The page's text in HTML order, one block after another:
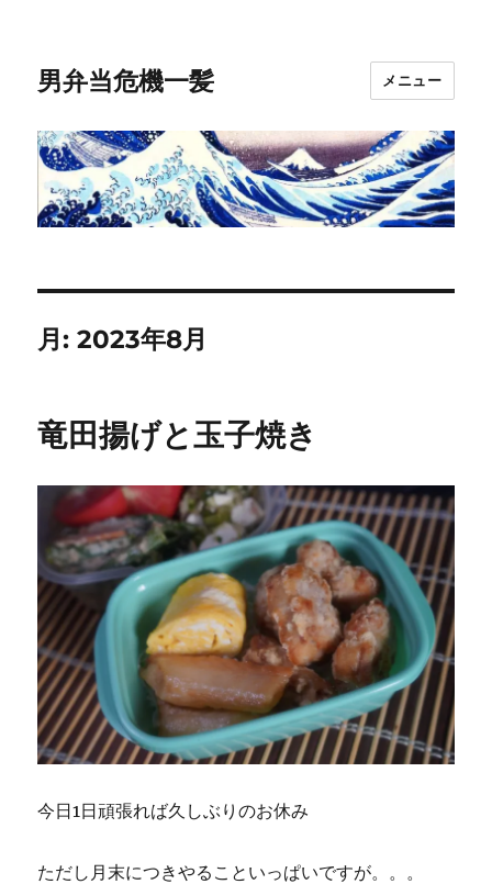
男弁当危機一髪 メニュー
月:2023年8月
竜田揚げと玉子焼き
今日1日頑張れば久しぶりのお休み
ただし月末につきやることいっぱいですが。。。